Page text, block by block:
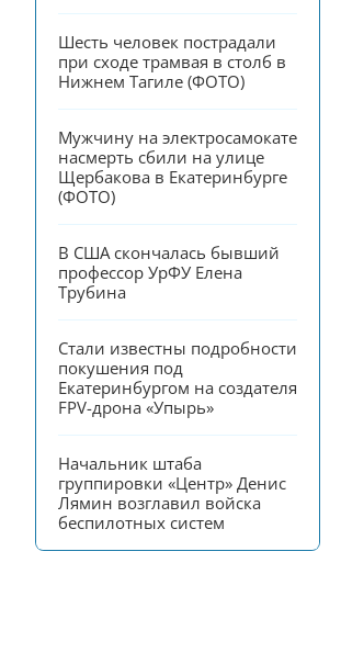
Шесть человек пострадали
при сходе трамвая в столб в
Нижнем Тагиле (ФОТО)
Мужчину на электросамокате
насмерть сбили на улице
Щербакова в Екатеринбурге
(ФОТО)
В США скончалась бывший
профессор УрФУ Елена
Трубина
Стали известны подробности
покушения под
Екатеринбургом на создателя
FPV-дрона «Упырь»
Начальник штаба
группировки «Центр» Денис
Лямин возглавил войска
беспилотных систем